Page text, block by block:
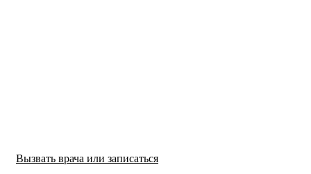
Вызвать врача или записаться